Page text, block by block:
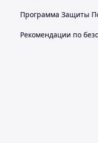
Программа Защиты
Рекомендации по